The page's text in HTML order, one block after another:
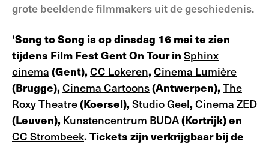
grote beeldende filmmakers uit de geschiedenis.
‘Song to Song is op dinsdag 16 mei te zien
tijdens Film Fest Gent On Tour in Sphinx
cinema (Gent), CC Lokeren, Cinema Lumière
(Brugge), Cinema Cartoons(Antwerpen), The
Roxy Theatre(Koersel), Studio Geel, Cinema ZED
(Leuven), Kunstencentrum BUDA(Kortrijk) en
CC Strombeek. Tickets zijn verkrijgbaar bij de